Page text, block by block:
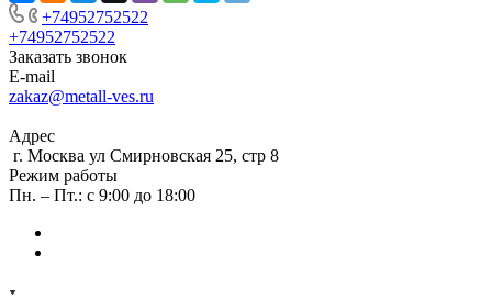
+74952752522
+74952752522
Заказать звонок
E-mail
zakaz@metall-ves.ru
Адрес
г. Москва ул Смирновская 25, стр 8
Режим работы
Пн. – Пт.: с 9:00 до 18:00